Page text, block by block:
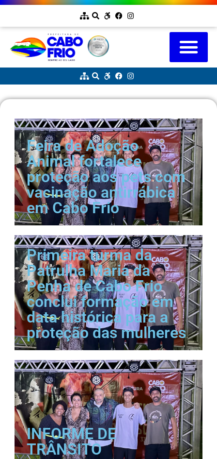
Feira de Adoção
Animal fortalece
proteção aos pets com
vacinação antirrábica
em Cabo Frio
Primeira turma da
Patrulha Maria da
Penha de Cabo Frio
conclui formação em
data histórica para a
proteção das mulheres
INFORME DE
TRÂNSITO